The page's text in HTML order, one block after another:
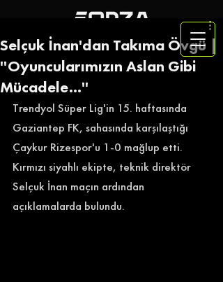
Selçuk İnan'dan Takıma Övgü |
''Oyuncularımızın Aslan Gibi
Mücadele...''
Trendyol Süper Lig'in 15. haftasında
Gaziantep FK, sahasında karşılaştığı
Çaykur Rizespor'u 1-0 mağlup etti.
Kırmızı siyahlı ekipte, teknik direktör
Selçuk İnan maçın ardından
açıklamalarda bulundu.